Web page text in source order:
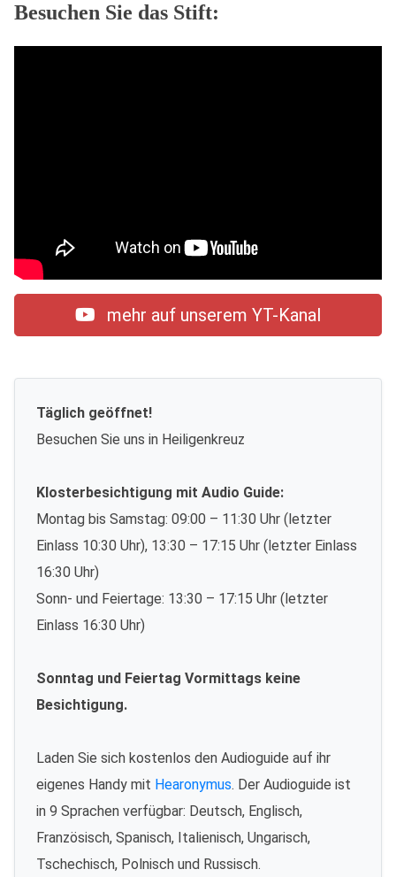
Besuchen Sie das Stift:
mehr auf unserem YT-Kanal
Täglich geöffnet!
Besuchen Sie uns in Heiligenkreuz
Klosterbesichtigung mit Audio Guide:
Montag bis Samstag: 09:00 – 11:30 Uhr (letzter
Einlass 10:30 Uhr), 13:30 – 17:15 Uhr (letzter Einlass
16:30 Uhr)
Sonn- und Feiertage: 13:30 – 17:15 Uhr (letzter
Einlass 16:30 Uhr)
Sonntag und Feiertag Vormittags keine
Besichtigung.
Laden Sie sich kostenlos den Audioguide auf ihr
eigenes Handy mit Hearonymus. Der Audioguide ist
in 9 Sprachen verfügbar: Deutsch, Englisch,
Französisch, Spanisch, Italienisch, Ungarisch,
Tschechisch, Polnisch und Russisch.